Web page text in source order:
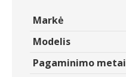
Markė
Modelis
Pagaminimo metai